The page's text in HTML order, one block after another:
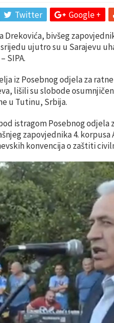
Twitter Google +
Drekovića, bivšeg
ujutro su u Sarajevu
SIPA.
iz Posebnog odjela za
lišili su slobode
u Tutinu, Srbija.
istragom Posebnog odjela
zapovjednika 4.
konvencija o zaštiti